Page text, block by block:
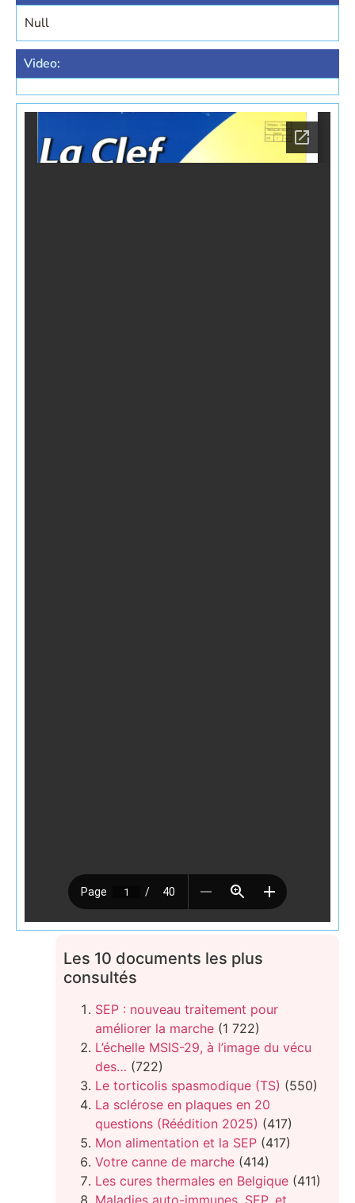
Null
Video:
Les 10 documents les plus
consultés
SEP : nouveau traitement pour
améliorer la marche (1 722)
L’échelle MSIS-29, à l’image du vécu
des… (722)
Le torticolis spasmodique (TS) (550)
La sclérose en plaques en 20
questions (Réédition 2025) (417)
Mon alimentation et la SEP (417)
Votre canne de marche (414)
Les cures thermales en Belgique (411)
Maladies auto-immunes, SEP, et